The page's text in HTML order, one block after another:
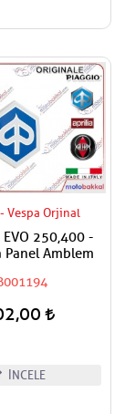
Vespa Orjinal
EVO 250,400 -
Panel Amblem
İNCELE